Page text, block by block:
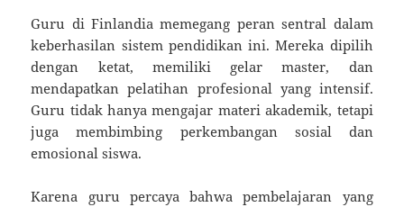
Guru di Finlandia memegang peran sentral dalam
keberhasilan sistem pendidikan ini. Mereka dipilih
dengan ketat, memiliki gelar master, dan
mendapatkan pelatihan profesional yang intensif.
Guru tidak hanya mengajar materi akademik, tetapi
juga membimbing perkembangan sosial dan
emosional siswa.
Karena guru percaya bahwa pembelajaran yang